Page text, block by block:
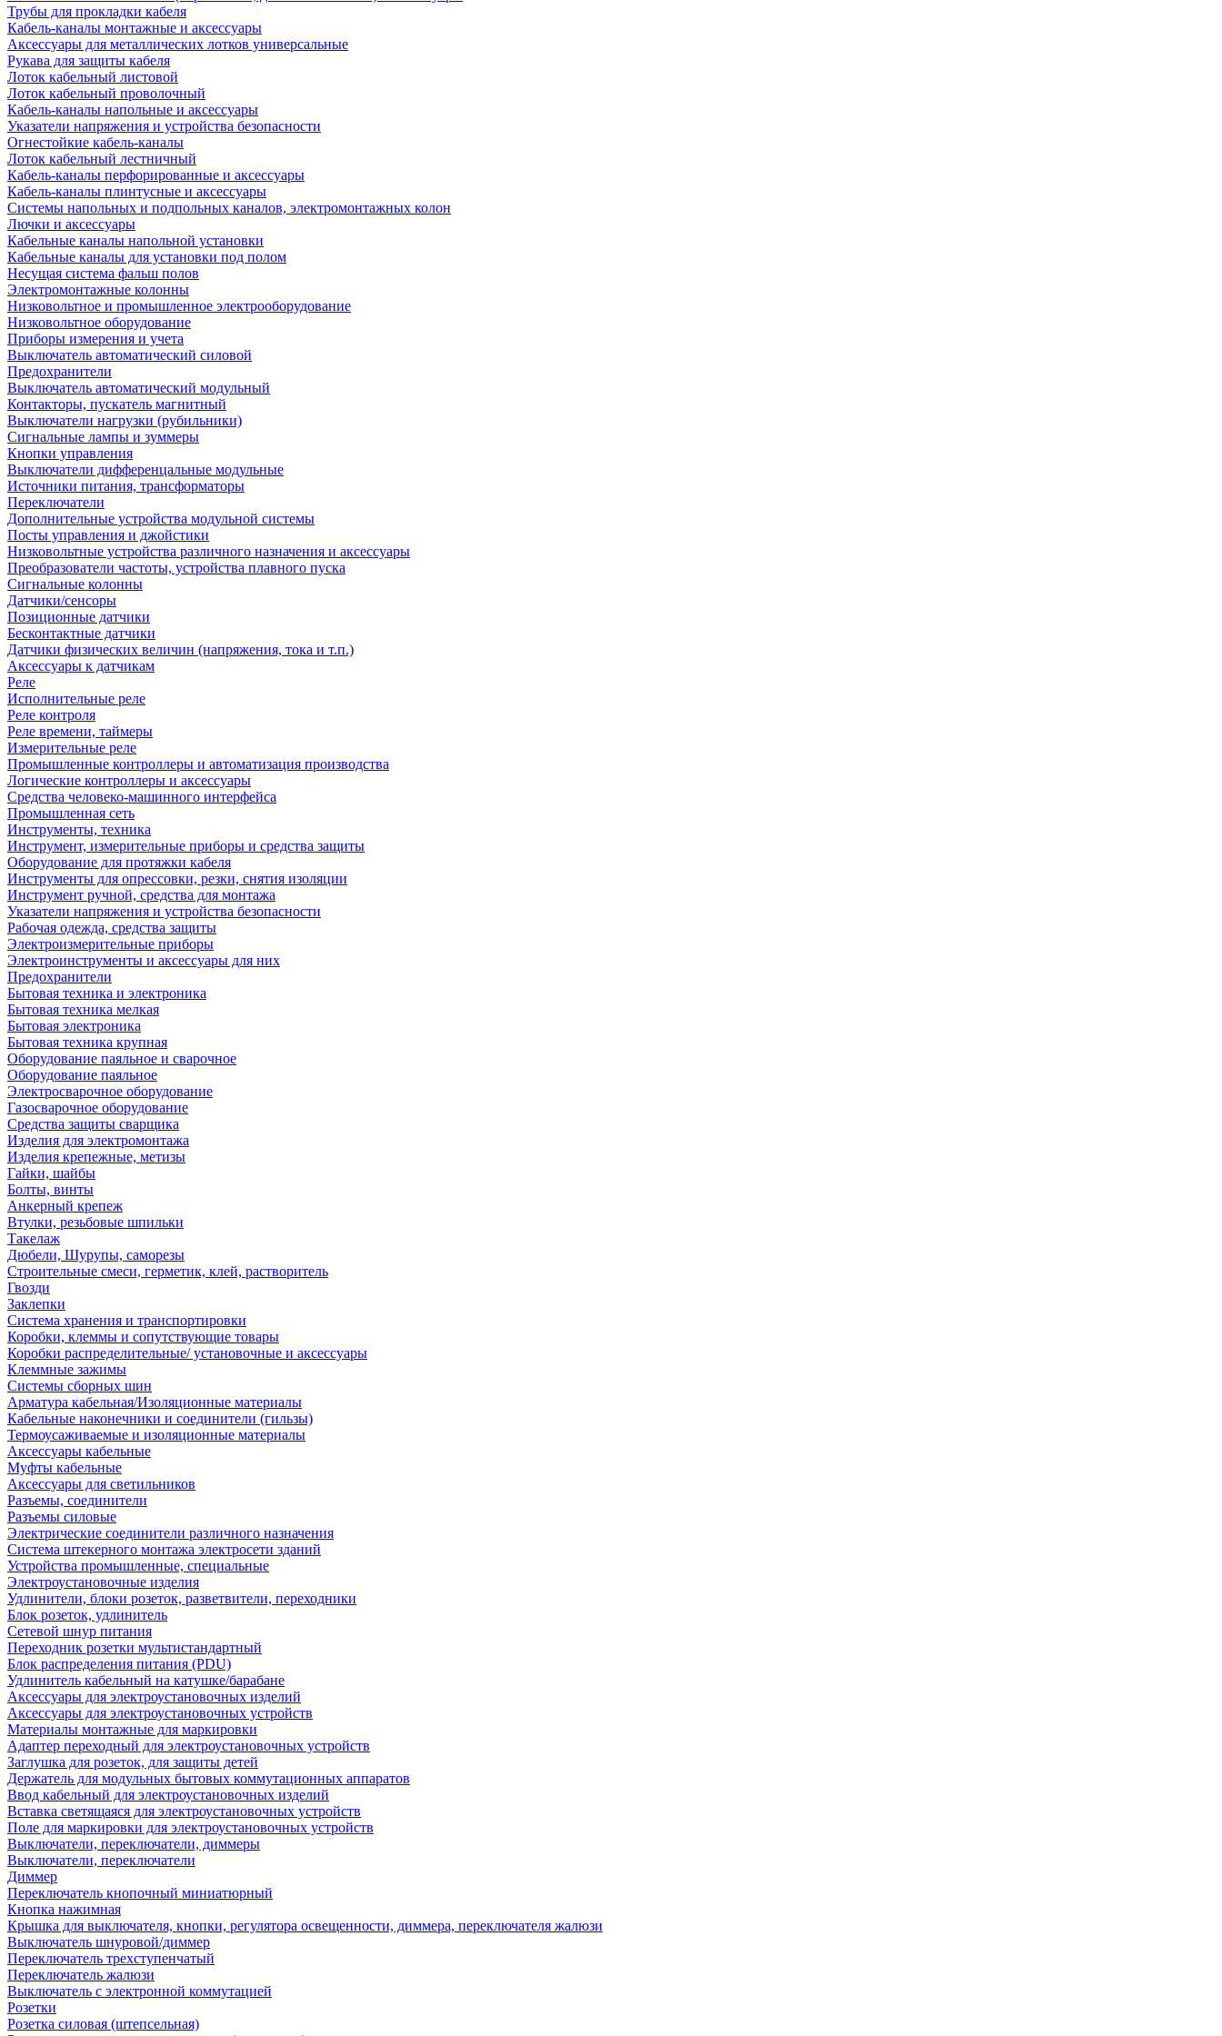
Трубы для прокладки кабеля
Кабель-каналы монтажные и аксессуары
Аксессуары для металлических лотков универсальные
Рукава для защиты кабеля
Лоток кабельный листовой
Лоток кабельный проволочный
Кабель-каналы напольные и аксессуары
Указатели напряжения и устройства безопасности
Огнестойкие кабель-каналы
Лоток кабельный лестничный
Кабель-каналы перфорированные и аксессуары
Кабель-каналы плинтусные и аксессуары
Системы напольных и подпольных каналов, электромонтажных колон
Лючки и аксессуары
Кабельные каналы напольной установки
Кабельные каналы для установки под полом
Несущая система фальш полов
Электромонтажные колонны
Низковольтное и промышленное электрооборудование
Низковольтное оборудование
Приборы измерения и учета
Выключатель автоматический силовой
Предохранители
Выключатель автоматический модульный
Контакторы, пускатель магнитный
Выключатели нагрузки (рубильники)
Сигнальные лампы и зуммеры
Кнопки управления
Выключатели дифференцальные модульные
Источники питания, трансформаторы
Переключатели
Дополнительные устройства модульной системы
Посты управления и джойстики
Низковольтные устройства различного назначения и аксессуары
Преобразователи частоты, устройства плавного пуска
Сигнальные колонны
Датчики/сенсоры
Позиционные датчики
Бесконтактные датчики
Датчики физических величин (напряжения, тока и т.п.)
Аксессуары к датчикам
Реле
Исполнительные реле
Реле контроля
Реле времени, таймеры
Измерительные реле
Промышленные контроллеры и автоматизация производства
Логические контроллеры и аксессуары
Средства человеко-машинного интерфейса
Промышленная сеть
Инструменты, техника
Инструмент, измерительные приборы и средства защиты
Оборудование для протяжки кабеля
Инструменты для опрессовки, резки, снятия изоляции
Инструмент ручной, средства для монтажа
Указатели напряжения и устройства безопасности
Рабочая одежда, средства защиты
Электроизмерительные приборы
Электроинструменты и аксессуары для них
Предохранители
Бытовая техника и электроника
Бытовая техника мелкая
Бытовая электроника
Бытовая техника крупная
Оборудование паяльное и сварочное
Оборудование паяльное
Электросварочное оборудование
Газосварочное оборудование
Средства защиты сварщика
Изделия для электромонтажа
Изделия крепежные, метизы
Гайки, шайбы
Болты, винты
Анкерный крепеж
Втулки, резьбовые шпильки
Такелаж
Дюбели, Шурупы, саморезы
Строительные смеси, герметик, клей, растворитель
Гвозди
Заклепки
Система хранения и транспортировки
Коробки, клеммы и сопутствующие товары
Коробки распределительные/ установочные и аксессуары
Клеммные зажимы
Системы сборных шин
Арматура кабельная/Изоляционные материалы
Кабельные наконечники и соединители (гильзы)
Термоусаживаемые и изоляционные материалы
Аксессуары кабельные
Муфты кабельные
Аксессуары для светильников
Разъемы, соединители
Разъемы силовые
Электрические соединители различного назначения
Система штекерного монтажа электросети зданий
Устройства промышленные, специальные
Электроустановочные изделия
Удлинители, блоки розеток, разветвители, переходники
Блок розеток, удлинитель
Сетевой шнур питания
Переходник розетки мультистандартный
Блок распределения питания (PDU)
Удлинитель кабельный на катушке/барабане
Аксессуары для электроустановочных изделий
Аксессуары для электроустановочных устройств
Материалы монтажные для маркировки
Адаптер переходный для электроустановочных устройств
Заглушка для розеток, для защиты детей
Держатель для модульных бытовых коммутационных аппаратов
Ввод кабельный для электроустановочных изделий
Вставка светящаяся для электроустановочных устройств
Поле для маркировки для электроустановочных устройств
Выключатели, переключатели, диммеры
Выключатели, переключатели
Диммер
Переключатель кнопочный миниатюрный
Кнопка нажимная
Крышка для выключателя, кнопки, регулятора освещенности, диммера, переключателя жалюзи
Выключатель шнуровой/диммер
Переключатель трехступенчатый
Переключатель жалюзи
Выключатель с электронной коммутацией
Розетки
Розетка силовая (штепсельная)